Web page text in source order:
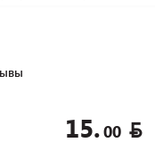
15.00